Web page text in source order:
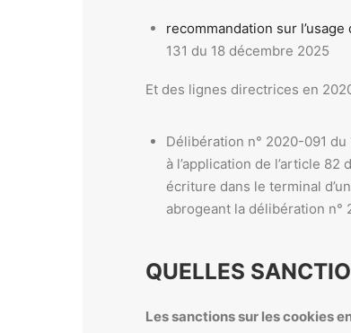
recommandation sur
131 du 18 décembre 2025
Et des lignes directrices en
Délibération n° 2020-091
à l’application de l’article
écriture dans le terminal
abrogeant la délibération
QUELLES
Les sanctions sur les cookies